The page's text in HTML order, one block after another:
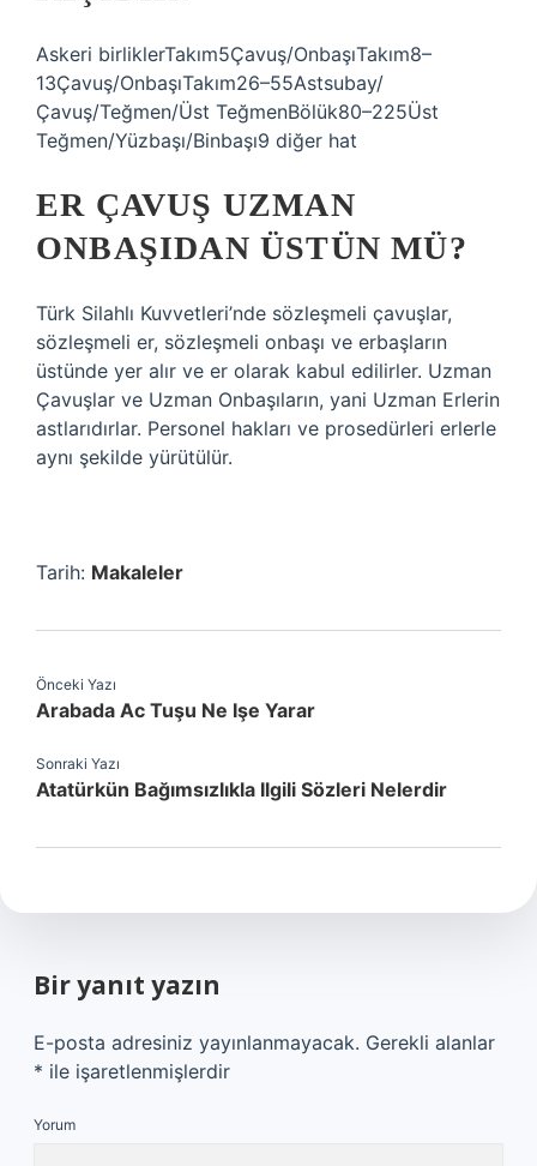
Askeri birliklerTakım5Çavuş/OnbaşıTakım8–
13Çavuş/OnbaşıTakım26–55Astsubay/
Çavuş/Teğmen/Üst TeğmenBölük80–225Üst
Teğmen/Yüzbaşı/Binbaşı9 diğer hat
ER ÇAVUŞ UZMAN
ONBAŞIDAN ÜSTÜN MÜ?
Türk Silahlı Kuvvetleri’nde sözleşmeli çavuşlar,
sözleşmeli er, sözleşmeli onbaşı ve erbaşların
üstünde yer alır ve er olarak kabul edilirler. Uzman
Çavuşlar ve Uzman Onbaşıların, yani Uzman Erlerin
astlarıdırlar. Personel hakları ve prosedürleri erlerle
aynı şekilde yürütülür.
Tarih: Makaleler
Önceki Yazı
Arabada Ac Tuşu Ne Işe Yarar
Sonraki Yazı
Atatürkün Bağımsızlıkla Ilgili Sözleri Nelerdir
Bir yanıt yazın
E-posta adresiniz yayınlanmayacak. Gerekli alanlar
* ile işaretlenmişlerdir
Yorum